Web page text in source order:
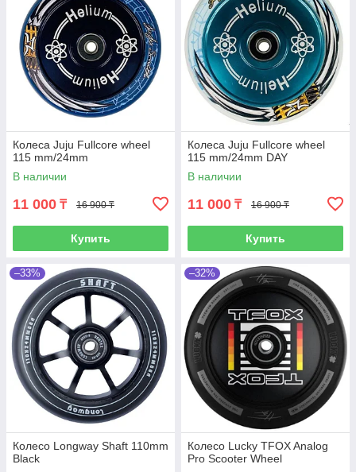
Колеса Juju Fullcore wheel
115 mm/24mm
В наличии
11 000 ₸ 16 900 ₸
Купить
Колеса Juju Fullcore wheel
115 mm/24mm DAY
В наличии
11 000 ₸ 16 900 ₸
Купить
–33%
Колесо Longway Shaft 110mm
Black
–32%
Колесо Lucky TFOX Analog
Pro Scooter Wheel